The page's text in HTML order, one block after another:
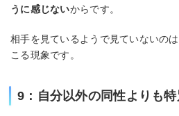
うに感じないからです。
相手を見ているようで見ていないの
こる現象です。
9：自分以外の同性よりも